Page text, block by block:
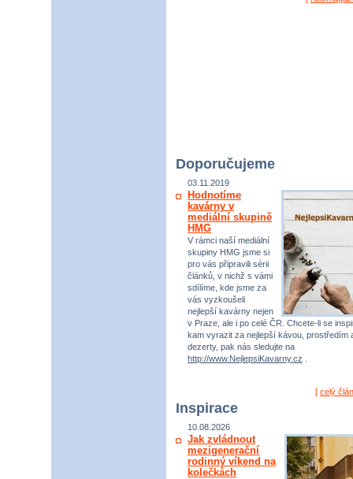
Doporučujeme
03.11.2019
Hodnotíme
kavárny v
mediální skupině
HMG
V rámci naší mediální
skupiny HMG jsme si
pro vás připravili sérii
článků, v nichž s vámi
sdílíme, kde jsme za
vás vyzkoušeli
nejlepší kavárny nejen
v Praze, ale i po celé ČR. Chcete-li se
kam vyrazit za nejlepší kávou, prostředím
dezerty, pak nás sledujte na
http://www.NejlepsiKavarny.cz
[ celý
Inspirace
10.08.2026
Jak zvládnout
mezigenerační
rodinný víkend na
kolečkách